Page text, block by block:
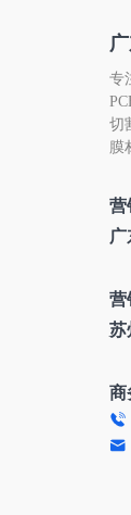
专
切
膜
营
营
苏
商